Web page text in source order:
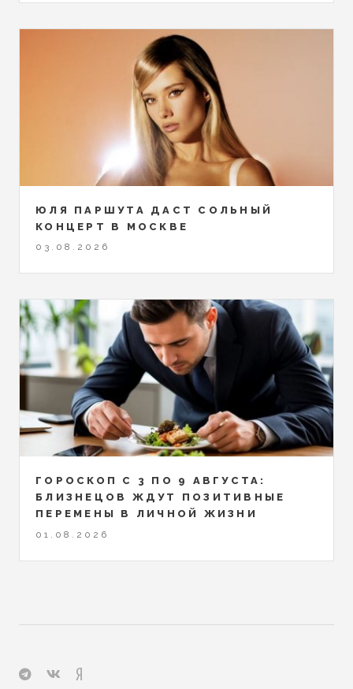
ЮЛЯ ПАРШУТА ДАСТ СОЛЬНЫЙ
КОНЦЕРТ В МОСКВЕ
03.08.2026
ГОРОСКОП С 3 ПО 9 АВГУСТА:
БЛИЗНЕЦОВ ЖДУТ ПОЗИТИВНЫЕ
ПЕРЕМЕНЫ В ЛИЧНОЙ ЖИЗНИ
01.08.2026